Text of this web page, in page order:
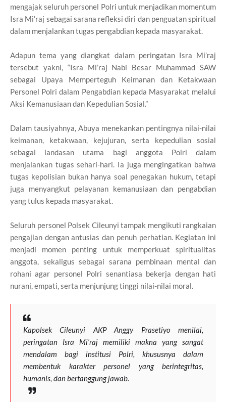
mengajak seluruh personel Polri untuk menjadikan momentum
Isra Mi’raj sebagai sarana refleksi diri dan penguatan spiritual
dalam menjalankan tugas pengabdian kepada masyarakat.
Adapun tema yang diangkat dalam peringatan Isra Mi’raj
tersebut yakni, “Isra Mi’raj Nabi Besar Muhammad SAW
sebagai Upaya Memperteguh Keimanan dan Ketakwaan
Personel Polri dalam Pengabdian kepada Masyarakat melalui
Aksi Kemanusiaan dan Kepedulian Sosial.”
Dalam tausiyahnya, Abuya menekankan pentingnya nilai-nilai
keimanan, ketakwaan, kejujuran, serta kepedulian sosial
sebagai landasan utama bagi anggota Polri dalam
menjalankan tugas sehari-hari. Ia juga mengingatkan bahwa
tugas kepolisian bukan hanya soal penegakan hukum, tetapi
juga menyangkut pelayanan kemanusiaan dan pengabdian
yang tulus kepada masyarakat.
Seluruh personel Polsek Cileunyi tampak mengikuti rangkaian
pengajian dengan antusias dan penuh perhatian. Kegiatan ini
menjadi momen penting untuk memperkuat spiritualitas
anggota, sekaligus sebagai sarana pembinaan mental dan
rohani agar personel Polri senantiasa bekerja dengan hati
nurani, empati, serta menjunjung tinggi nilai-nilai moral.
Kapolsek Cileunyi AKP Anggy Prasetiyo menilai,
peringatan Isra Mi’raj memiliki makna yang sangat
mendalam bagi institusi Polri, khususnya dalam
membentuk karakter personel yang berintegritas,
humanis, dan bertanggung jawab.